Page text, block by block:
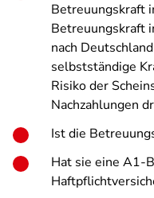
Betreuungskraft
Betreuungskraft
nach
selbstständige
Risiko der
Nachzahlungen
Ist die
Hat sie eine A1-